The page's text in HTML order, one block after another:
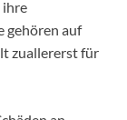
ihre
gehören auf
zuallererst für